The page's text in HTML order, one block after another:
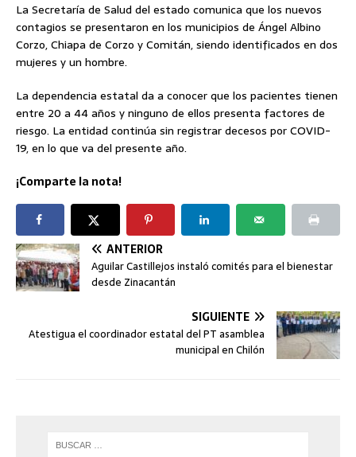
La Secretaría de Salud del estado comunica que los nuevos
contagios se presentaron en los municipios de Ángel Albino
Corzo, Chiapa de Corzo y Comitán, siendo identificados en dos
mujeres y un hombre.
La dependencia estatal da a conocer que los pacientes tienen
entre 20 a 44 años y ninguno de ellos presenta factores de
riesgo. La entidad continúa sin registrar decesos por COVID-
19, en lo que va del presente año.
¡Comparte la nota!
ANTERIOR
Aguilar Castillejos instaló comités para el bienestar
desde Zinacantán
SIGUIENTE
Atestigua el coordinador estatal del PT asamblea
municipal en Chilón